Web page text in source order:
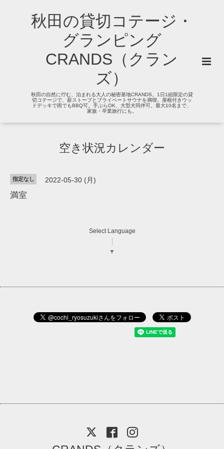
秋田の貸切コテージ・
グランピング
CRANDS（クラン
ズ）
秋田の自然に佇む、泊まれる大人の秘密基地CRANDS。1日1組限定の貸
切コテージで、薪ストーブとプライベートサウナを満喫。屋根付きウッ
ドデッキで雨でもBBQ可。手ぶらOK、大型犬同伴可。最大10名まで、
家族・卒業旅行にも。
空き状況カレンダー
指定なし 2022-05-30 (月)
満室
Select Language
▼